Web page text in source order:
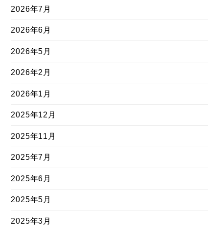
2026年7月
2026年6月
2026年5月
2026年2月
2026年1月
2025年12月
2025年11月
2025年7月
2025年6月
2025年5月
2025年3月